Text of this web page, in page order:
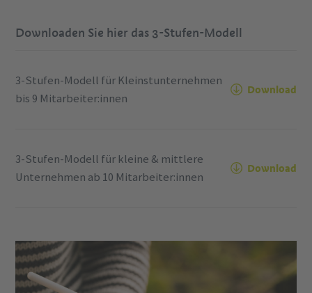
Downloaden Sie hier das 3-Stufen-Modell
3-Stufen-Modell für Kleinstunternehmen
bis 9 Mitarbeiter:innen
Download
3-Stufen-Modell für kleine & mittlere
Unternehmen ab 10 Mitarbeiter:innen
Download